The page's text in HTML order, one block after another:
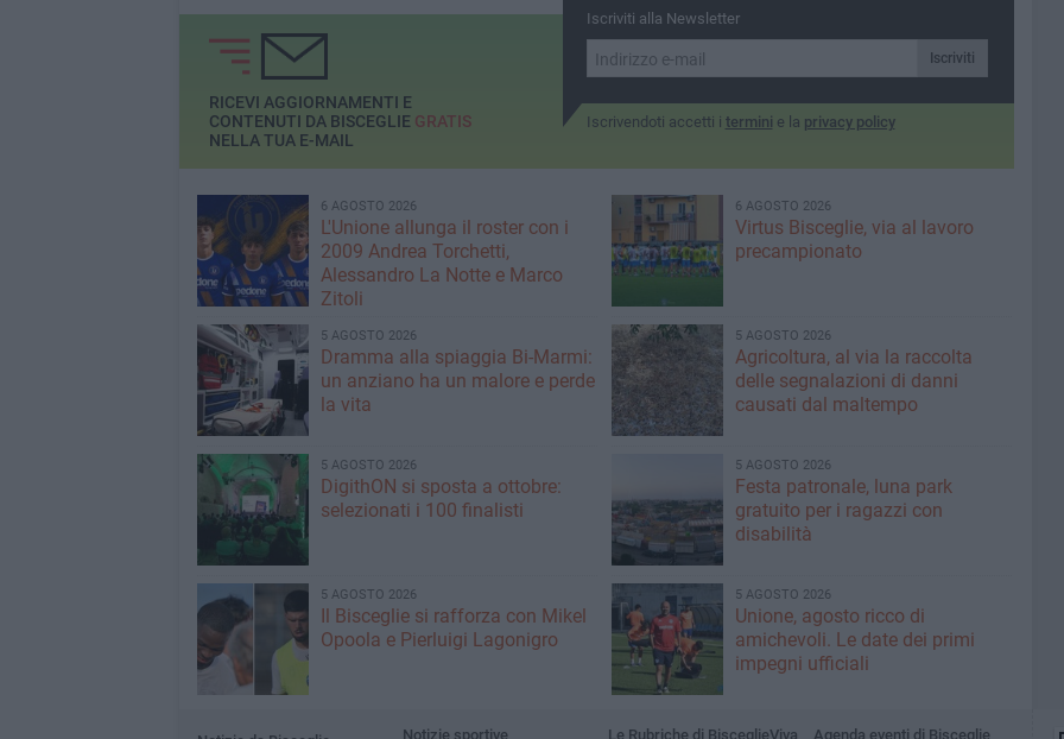
trasfusionale dell'ospedale
Emanuele dalle 8 alle 10.30
Iscriviti alla Newsletter
Iscriviti
Iscrivendoti accetti i termini e la privacy policy
RICEVI AGGIORNAMENTI E
CONTENUTI DA BISCEGLIE GRATIS
NELLA TUA E-MAIL
6 AGOSTO 2026
L'Unione allunga il roster con i
2009 Andrea Torchetti,
Alessandro La Notte e Marco
Zitoli
6 AGOSTO 2026
Virtus Bisceglie, via al lavoro
precampionato
5 AGOSTO 2026
Dramma alla spiaggia Bi-Marmi:
un anziano ha un malore e perde
la vita
5 AGOSTO 2026
Agricoltura, al via la raccolta
delle segnalazioni di danni
causati dal maltempo
5 AGOSTO 2026
DigithON si sposta a ottobre:
selezionati i 100 finalisti
5 AGOSTO 2026
Festa patronale, luna park
gratuito per i ragazzi con
disabilità
5 AGOSTO 2026
Il Bisceglie si rafforza con Mikel
Opoola e Pierluigi Lagonigro
5 AGOSTO 2026
Unione, agosto ricco di
amichevoli. Le date dei primi
impegni ufficiali
Notizie sportive Le Rubriche di BisceglieViva Agenda eventi di Bisceglie